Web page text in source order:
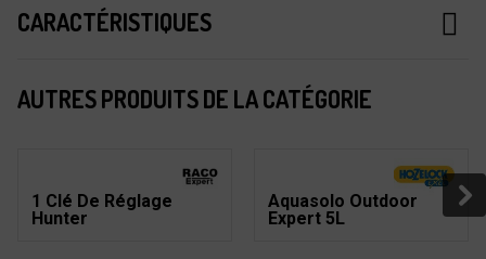
CARACTÉRISTIQUES
AUTRES PRODUITS DE LA CATÉGORIE
1 Clé De Réglage
Hunter
Aquasolo Outdoor
Expert 5L